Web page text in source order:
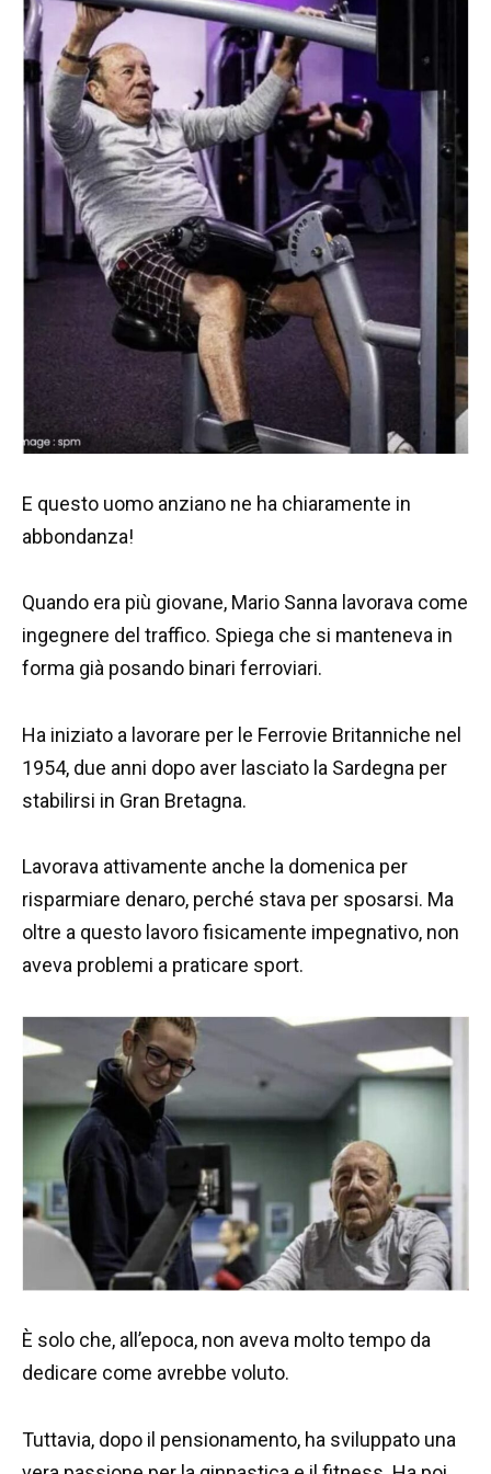
E questo uomo anziano ne ha chiaramente in
abbondanza!
Quando era più giovane, Mario Sanna lavorava come
ingegnere del traffico. Spiega che si manteneva in
forma già posando binari ferroviari.
Ha iniziato a lavorare per le Ferrovie Britanniche nel
1954, due anni dopo aver lasciato la Sardegna per
stabilirsi in Gran Bretagna.
Lavorava attivamente anche la domenica per
risparmiare denaro, perché stava per sposarsi. Ma
oltre a questo lavoro fisicamente impegnativo, non
aveva problemi a praticare sport.
È solo che, all’epoca, non aveva molto tempo da
dedicare come avrebbe voluto.
Tuttavia, dopo il pensionamento, ha sviluppato una